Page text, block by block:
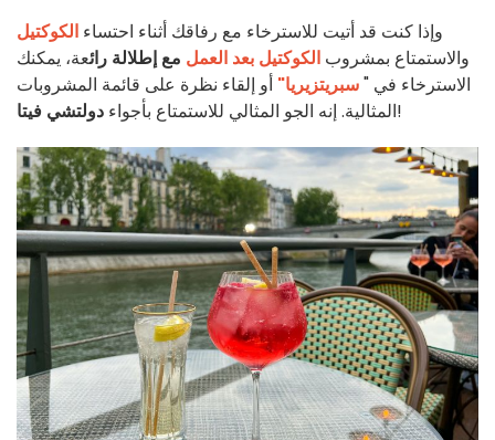
وإذا كنت قد أتيت للاسترخاء مع رفاقك أثناء احتساء الكوكتيل
والاستمتاع بمشروب الكوكتيل بعد العمل مع إطلالة رائعة، يمكنك
الاسترخاء في "سبريتزيريا" أو إلقاء نظرة على قائمة المشروبات
المثالية. إنه الجو المثالي للاستمتاع بأجواء دولتشي فيتا !